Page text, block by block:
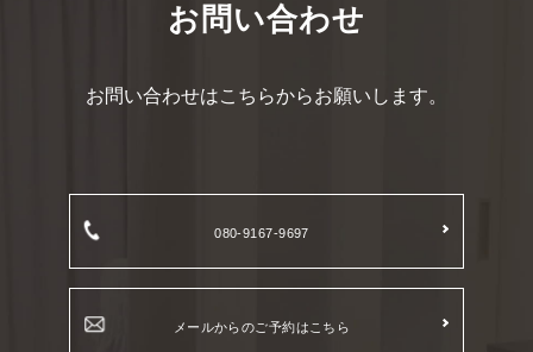
お問い合わせ
お問い合わせはこちらからお願いします。
080-9167-9697
メールからのご予約はこちら